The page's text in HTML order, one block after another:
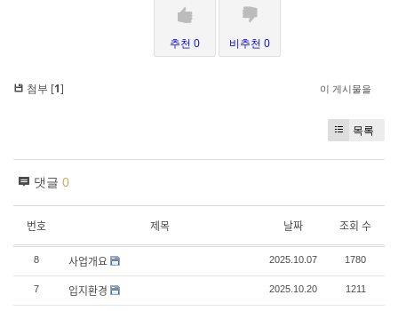
추천 0 비추천 0
첨부 [1] 이 게시물을
목록
댓글 0
번호 제목 날짜 조회 수
8 사업개요 2025.10.07 1780
7 입지환경 2025.10.20 1211